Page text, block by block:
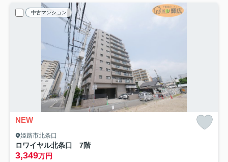
中古マンション
NEW
姫路市北条口
ロワイヤル北条口 7階
3,349万円